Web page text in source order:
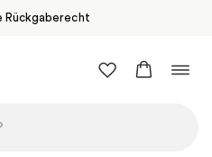
Rückgaberecht